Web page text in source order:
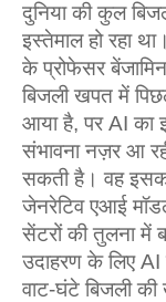
दुनिया की कुल
इस्‍तेमाल हो रहा
के प्रोफेसर
बिजली खपत में
आया है, पर AI का
संभावना नज़र आ
सकती है। वह
जेनरेटिव एआई
सेंटरों की तुलना में
उदाहरण के लिए
वाट-घंटे बिजली